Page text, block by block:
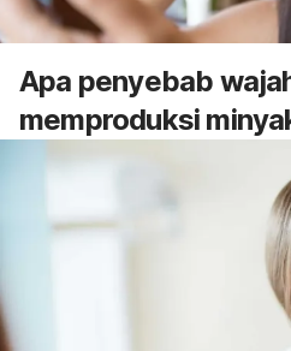
Apa penyebab
memproduksi